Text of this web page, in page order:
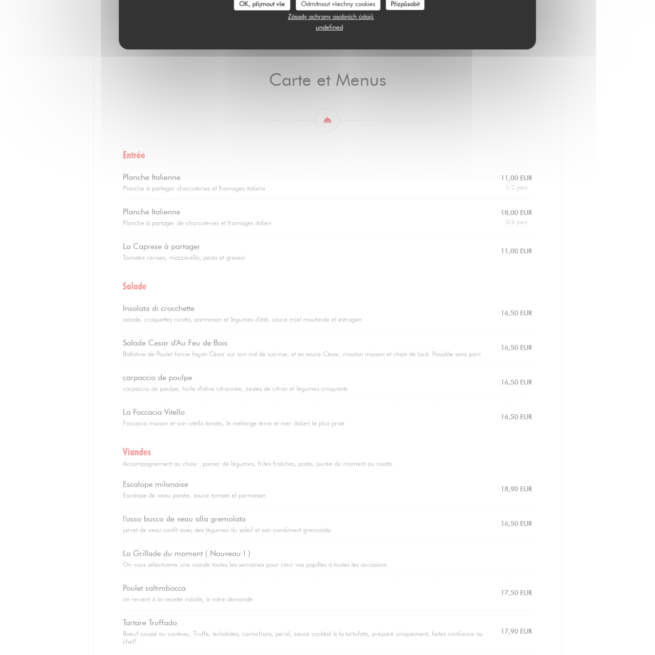
OK, přijmout vše Odmítnout všechny cookies
Přizpůsobit
Zásady ochrany osobních údajů
undefined
Entrée Salade Viandes Risotto Pasta Pizzas Desserts
Carte et Menus
Entrée
Planche Italienne
Planche à partager charcuteries et fromages italiens
11,00 EUR
1/2 pers
Planche Italienne
Planche à partager de charcuteries et fromages italien
18,00 EUR
3/4 pers
La Caprese à partager
Tomates cerises, mozzarella, pesto et gressin
11,00 EUR
Salade
Insalata di crocchette
salade, croquettes ricotta, parmesan et légumes d'été, sauce miel moutarde et estragon
16,50 EUR
Salade Cesar d'Au Feu de Bois
Ballotine de Poulet farcie façon César sur son nid de sucrine, et sa sauce César, crouton maison et chips de lard. Possible sans porc
16,50 EUR
carpaccio de poulpe
carpaccio de poulpe, huile d'olive citronnée, zestes de citron et légumes croquants
16,50 EUR
La Foccacia Vitello
Foccacia maison et son vitello tonato, le mélange terre et mer italien le plus prisé
16,50 EUR
Viandes
Accompagnement au choix : panier de légumes, frites fraîches, pasta, purée du moment ou risotto
Escalope milanaise
Escalope de veau panée, sauce tomate et parmesan.
18,90 EUR
l'osso bucco de veau alla gremolata
jarret de veau confit avec des légumes du soleil et son condiment gremolata
16,50 EUR
La Grillade du moment ( Nouveau ! )
On vous sélectionne une viande toutes les semaines pour ravir vos papilles à toutes les occasions
Poulet saltimbocca
on revient à la recette initiale, à votre demande
17,50 EUR
Tartare Truffado
Boeuf coupé au couteau, Truffe, échalotes, cornichons, persil, sauce cocktail à la tartufata, préparé uniquement, faites confiance au
chef!
17,90 EUR